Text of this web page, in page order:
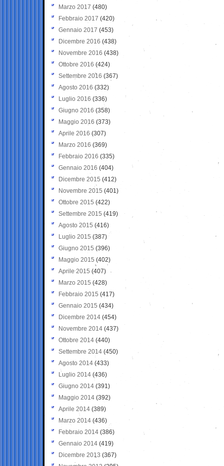
Marzo 2017 (480)
Febbraio 2017 (420)
Gennaio 2017 (453)
Dicembre 2016 (438)
Novembre 2016 (438)
Ottobre 2016 (424)
Settembre 2016 (367)
Agosto 2016 (332)
Luglio 2016 (336)
Giugno 2016 (358)
Maggio 2016 (373)
Aprile 2016 (307)
Marzo 2016 (369)
Febbraio 2016 (335)
Gennaio 2016 (404)
Dicembre 2015 (412)
Novembre 2015 (401)
Ottobre 2015 (422)
Settembre 2015 (419)
Agosto 2015 (416)
Luglio 2015 (387)
Giugno 2015 (396)
Maggio 2015 (402)
Aprile 2015 (407)
Marzo 2015 (428)
Febbraio 2015 (417)
Gennaio 2015 (434)
Dicembre 2014 (454)
Novembre 2014 (437)
Ottobre 2014 (440)
Settembre 2014 (450)
Agosto 2014 (433)
Luglio 2014 (436)
Giugno 2014 (391)
Maggio 2014 (392)
Aprile 2014 (389)
Marzo 2014 (436)
Febbraio 2014 (386)
Gennaio 2014 (419)
Dicembre 2013 (367)